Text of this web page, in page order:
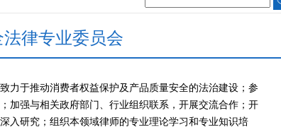
律专业委员会
力于推动消费者权益保护及产品质量安全的法治建设；参
加强与相关政府部门、行业组织联系，开展交流合作；开
入研究；组织本领域律师的专业理论学习和专业知识培